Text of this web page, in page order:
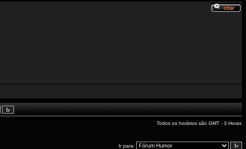
Todos os horários são GMT - 3 Horas
Ir para: